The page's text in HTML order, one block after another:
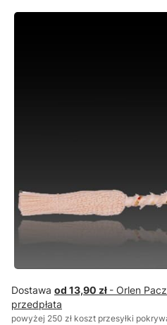
Dostawa od 13,90 zł - Orlen
przedpłata
powyżej 250 zł koszt przesyłki